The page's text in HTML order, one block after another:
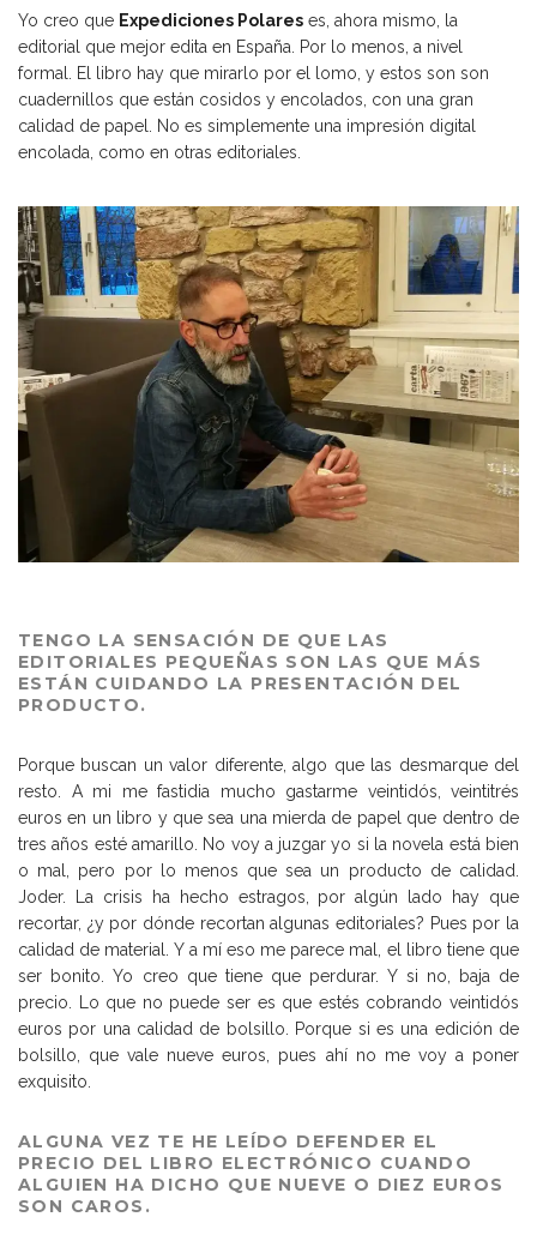
Yo creo que Expediciones Polares es, ahora mismo, la
editorial que mejor edita en España. Por lo menos, a nivel
formal. El libro hay que mirarlo por el lomo, y estos son son
cuadernillos que están cosidos y encolados, con una gran
calidad de papel. No es simplemente una impresión digital
encolada, como en otras editoriales.
TENGO LA SENSACIÓN DE QUE LAS
EDITORIALES PEQUEÑAS SON LAS QUE MÁS
ESTÁN CUIDANDO LA PRESENTACIÓN DEL
PRODUCTO.
Porque buscan un valor diferente, algo que las desmarque del
resto. A mi me fastidia mucho gastarme veintidós, veintitrés
euros en un libro y que sea una mierda de papel que dentro de
tres años esté amarillo. No voy a juzgar yo si la novela está bien
o mal, pero por lo menos que sea un producto de calidad.
Joder. La crisis ha hecho estragos, por algún lado hay que
recortar, ¿y por dónde recortan algunas editoriales? Pues por la
calidad de material. Y a mí eso me parece mal, el libro tiene que
ser bonito. Yo creo que tiene que perdurar. Y si no, baja de
precio. Lo que no puede ser es que estés cobrando veintidós
euros por una calidad de bolsillo. Porque si es una edición de
bolsillo, que vale nueve euros, pues ahí no me voy a poner
exquisito.
ALGUNA VEZ TE HE LEÍDO DEFENDER EL
PRECIO DEL LIBRO ELECTRÓNICO CUANDO
ALGUIEN HA DICHO QUE NUEVE O DIEZ EUROS
SON CAROS.